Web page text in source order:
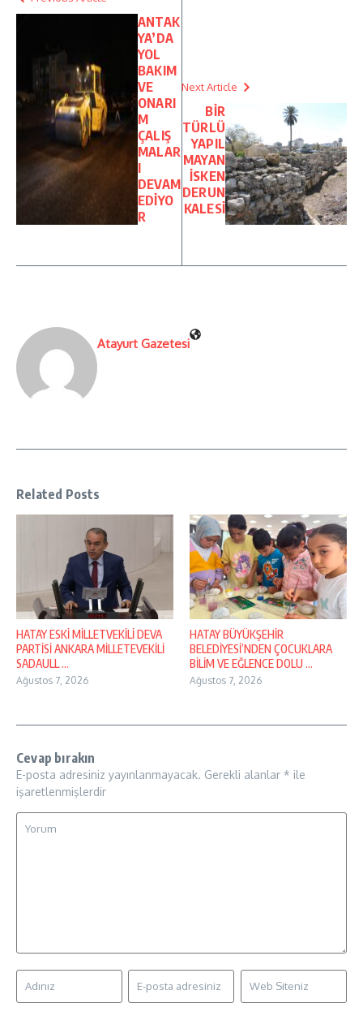
ANTAK
YA’DA
YOL
BAKIM
VE
ONARI
M
ÇALIŞ
MALAR
I
DEVAM
EDİYO
R
Next Article
BİR
TÜRLÜ
YAPIL
MAYAN
İSKEN
DERUN
KALESİ
Atayurt Gazetesi
Related Posts
HATAY ESKİ MİLLETVEKİLİ DEVA
PARTİSİ ANKARA MİLLETEVEKİLİ
SADAULL ...
Ağustos 7, 2026
HATAY BÜYÜKŞEHİR
BELEDİYESİ’NDEN ÇOCUKLARA
BİLİM VE EĞLENCE DOLU ...
Ağustos 7, 2026
Cevap bırakın
E-posta adresiniz yayınlanmayacak. Gerekli alanlar * ile
işaretlenmişlerdir